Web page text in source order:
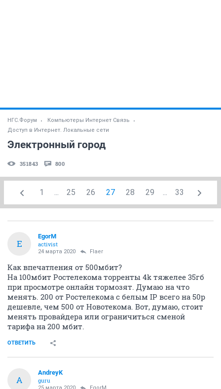
НГС.Форум
Компьютеры Интернет Связь
Доступ в Интернет. Локальные сети
Электронный город
351843 800
1 ... 25 26 27 28 29 ... 33
E
EgorM
activist
24 марта 2020 Flaer
Как впечатления от 500мбит?
На 100мбит Ростелекома торренты 4k тяжелее 35гб
при просмотре онлайн тормозят. Думаю на что
менять. 200 от Ростелекома с белым IP всего на 50р
дешевле, чем 500 от Новотекома. Вот, думаю, стоит
менять провайдера или ограничиться сменой
тарифа на 200 мбит.
ОТВЕТИТЬ
A
AndreyK
guru
25 марта 2020 EgorM